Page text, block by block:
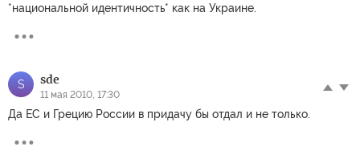
*национальной идентичность* как на Украине.
S sde
11 мая 2010, 17:30
Да ЕС и Грецию России в придачу бы отдал и не только.